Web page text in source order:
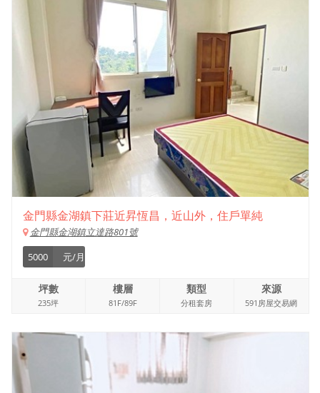
金門縣金湖鎮下莊近昇恆昌，近山外，住戶單純
金門縣金湖鎮立達路801號
5000
元/月
坪數
235坪
樓層
81F/89F
類型
分租套房
來源
591房屋交易網